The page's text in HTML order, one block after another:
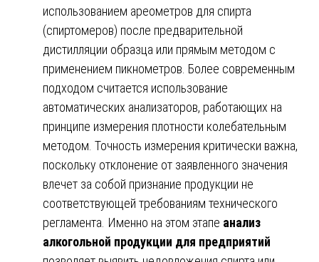
использованием ареометров для спирта
(спиртомеров) после предварительной
дистилляции образца или прямым методом с
применением пикнометров. Более современным
подходом считается использование
автоматических анализаторов, работающих на
принципе измерения плотности колебательным
методом. Точность измерения критически важна,
поскольку отклонение от заявленного значения
влечет за собой признание продукции не
соответствующей требованиям технического
регламента. Именно на этом этапе анализ
алкогольной продукции для предприятий